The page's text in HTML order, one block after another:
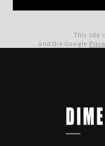
This site
and the Google